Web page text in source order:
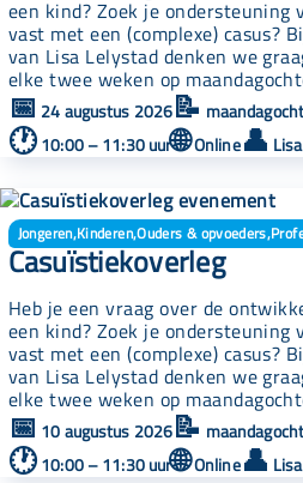
een kind? Zoek je ondersteuning
vast met een (complexe) casus?
van Lisa Lelystad denken we
elke twee weken op
📅 24 augustus 2026📝
🕐10:00 – 11:30 uur🌐Online👤
Jongeren,Kinderen,Ouders & opvoeders,
Casuïstiekoverleg
Heb je een vraag over de
een kind? Zoek je ondersteuning
vast met een (complexe) casus?
van Lisa Lelystad denken we
elke twee weken op
📅 10 augustus 2026📝
🕐10:00 – 11:30 uur🌐Online👤